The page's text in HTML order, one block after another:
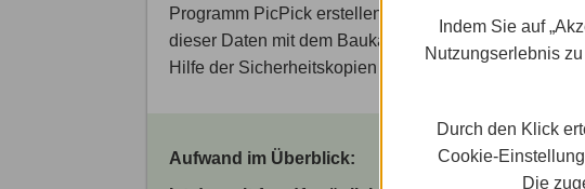
Indem Sie auf
Nutzungserlebnis
Durch den Klick
Cookie-
Die
Programm PicPick erstellen lassen. Eine
dieser Daten mit dem Baukasten wieder zu
Hilfe der Sicherheitskopien der HTML- und CSS-
Aufwand im Überblick: